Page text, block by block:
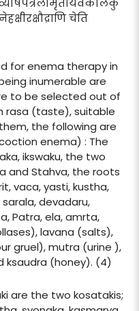
चेति
for enema therapy in
inumerable are
to be selected out of
rasa (taste), suitable
the following are
enema) : The
ikswaku, the two
and Stahva, the roots
vaca, yasti, kustha,
devadaru,
Patra, ela, amrta,
lavana (salts),
gruel), mutra (urine ),
ksaudra (honey). (4)
are the two kosatakis;